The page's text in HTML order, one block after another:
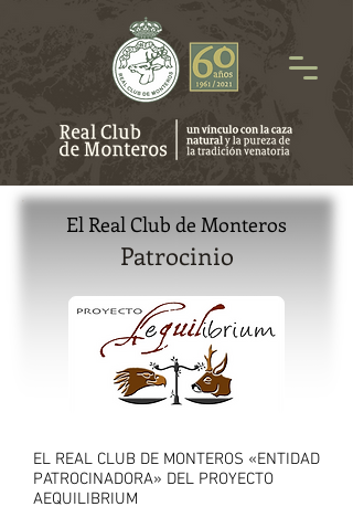
El Real Club de Monteros
Patrocinio
EL REAL CLUB DE MONTEROS «ENTIDAD
PATROCINADORA» DEL PROYECTO
AEQUILIBRIUM